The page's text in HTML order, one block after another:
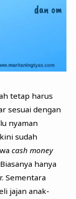
tetap harus
sesuai dengan
nyaman
sudah
cash money
hanya
Sementara
jajan anak-